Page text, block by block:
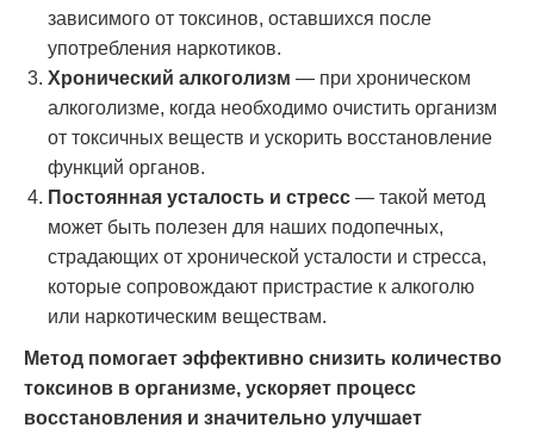
зависимого от токсинов, оставшихся после
употребления наркотиков.
Хронический алкоголизм — при хроническом
алкоголизме, когда необходимо очистить организм
от токсичных веществ и ускорить восстановление
функций органов.
Постоянная усталость и стресс — такой метод
может быть полезен для наших подопечных,
страдающих от хронической усталости и стресса,
которые сопровождают пристрастие к алкоголю
или наркотическим веществам.
Метод помогает эффективно снизить количество
токсинов в организме, ускоряет процесс
восстановления и значительно улучшает